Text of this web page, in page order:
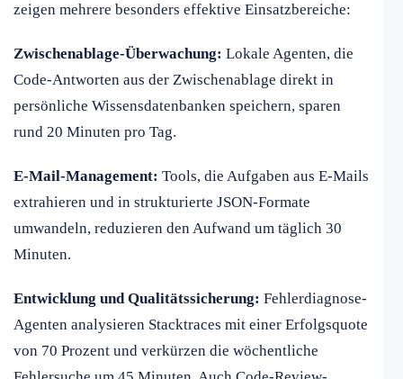
zeigen mehrere besonders effektive Einsatzbereiche:
Zwischenablage-Überwachung: Lokale Agenten, die
Code-Antworten aus der Zwischenablage direkt in
persönliche Wissensdatenbanken speichern, sparen
rund 20 Minuten pro Tag.
E-Mail-Management: Tools, die Aufgaben aus E-Mails
extrahieren und in strukturierte JSON-Formate
umwandeln, reduzieren den Aufwand um täglich 30
Minuten.
Entwicklung und Qualitätssicherung: Fehlerdiagnose-
Agenten analysieren Stacktraces mit einer Erfolgsquote
von 70 Prozent und verkürzen die wöchentliche